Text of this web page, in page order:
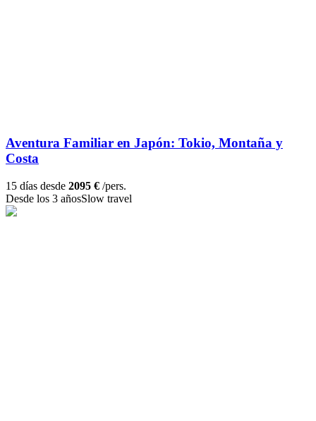
Aventura Familiar en Japón: Tokio, Montaña y
Costa
15 días desde 2095 € /pers.
Desde los 3 añosSlow travel